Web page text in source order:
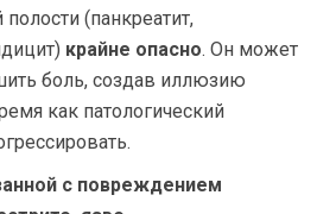
(панкреатит,
крайне опасно. Он может
боль, создав иллюзию
как патологический
с повреждением